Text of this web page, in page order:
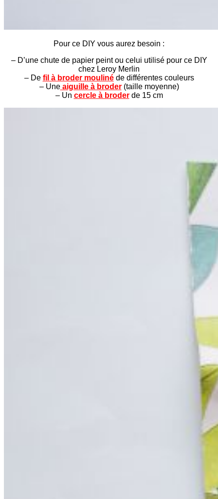
Pour ce DIY vous aurez besoin :
– D’une chute de papier peint ou celui utilisé pour ce DIY
chez Leroy Merlin
– De fil à broder moulinéde différentes couleurs
– Uneaiguille à broder(taille moyenne)
– Un cercle à broderde 15 cm